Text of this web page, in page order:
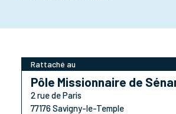
Rattaché au
Pôle Missionnaire de
2 rue de Paris
77176 Savigny-le-Temple